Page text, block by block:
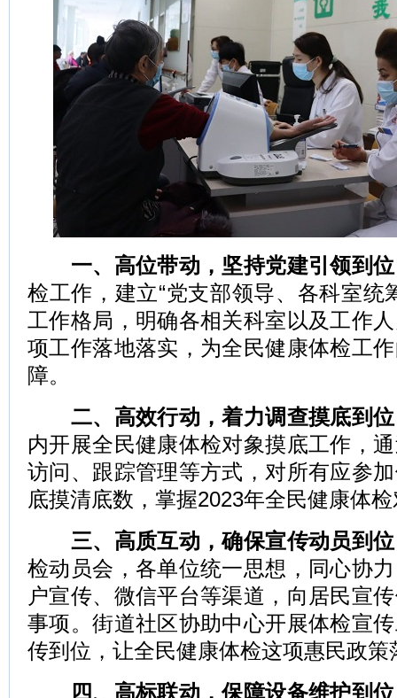
一、高位带动，坚持党建引领到
检工作，建立“党支部领导、各科室统
工作格局，明确各相关科室以及工作
项工作落地落实，为全民健康体检工
障。
二、高效行动，着力调查摸底到
内开展全民健康体检对象摸底工作，
访问、跟踪管理等方式，对所有应参
底摸清底数，掌握2023年全民健康体
三、高质互动，确保宣传动员到
检动员会，各单位统一思想，同心协
户宣传、微信平台等渠道，向居民宣
事项。街道社区协助中心开展体检宣
传到位，让全民健康体检这项惠民政策
四、高标联动，保障设备维护到